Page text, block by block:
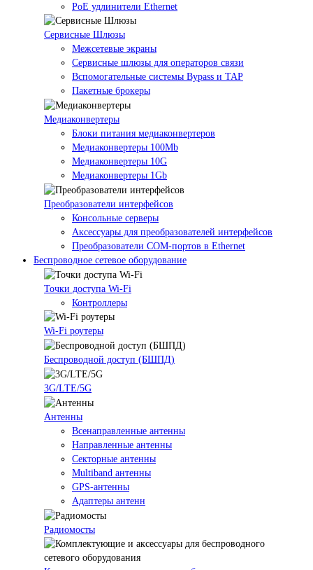
PoE удлинители Ethernet
Сервисные Шлюзы
Межсетевые экраны
Сервисные шлюзы для операторов связи
Вспомогательные системы Bypass и TAP
Пакетные брокеры
Медиаконвертеры
Блоки питания медиаконвертеров
Медиаконвертеры 100Mb
Медиаконвертеры 10G
Медиаконвертеры 1Gb
Преобразователи интерфейсов
Консольные серверы
Аксессуары для преобразователей интерфейсов
Преобразователи COM-портов в Ethernet
Беспроводное сетевое оборудование
Точки доступа Wi-Fi
Контроллеры
Wi-Fi роутеры
Беспроводной доступ (БШПД)
3G/LTE/5G
Антенны
Всенаправленные антенны
Направленные антенны
Секторные антенны
Multiband антенны
GPS-антенны
Адаптеры антенн
Радиомосты